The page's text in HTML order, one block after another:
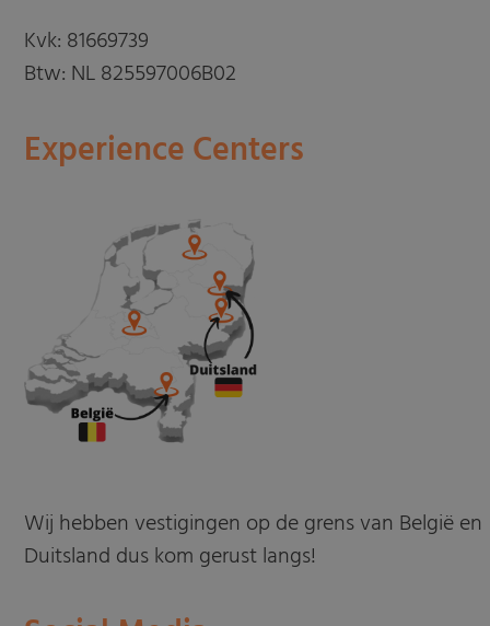
Kvk: 81669739
Btw: NL 825597006B02
Experience Centers
Wij hebben vestigingen op de grens van België en
Duitsland dus kom gerust langs!